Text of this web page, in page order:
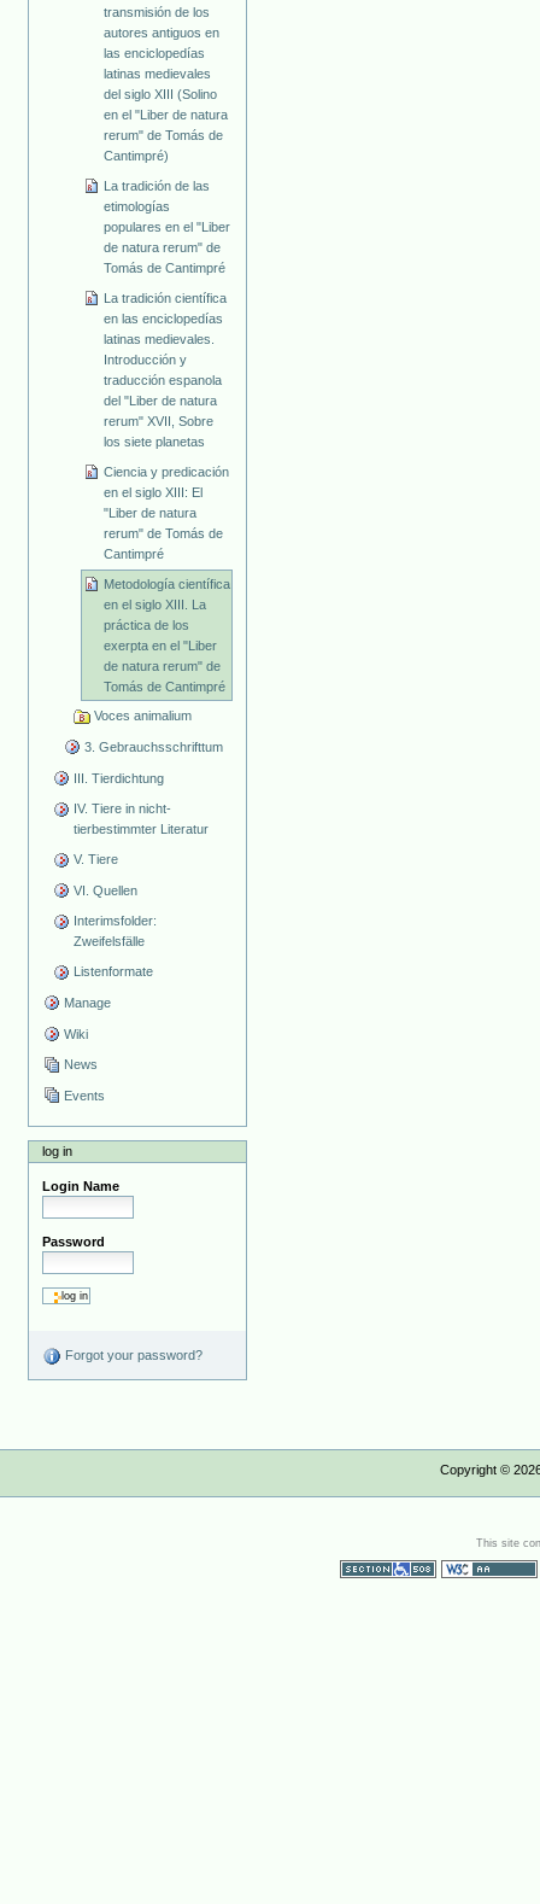
transmisión de los
autores antiguos en
las enciclopedías
latinas medievales
del siglo XIII (Solino
en el "Liber de natura
rerum" de Tomás de
Cantimpré)
La tradición de las
etimologías
populares en el "Liber
de natura rerum" de
Tomás de Cantimpré
La tradición científica
en las enciclopedías
latinas medievales.
Introducción y
traducción espanola
del "Liber de natura
rerum" XVII, Sobre
los siete planetas
Ciencia y predicación
en el siglo XIII: El
"Liber de natura
rerum" de Tomás de
Cantimpré
Metodología científica
en el siglo XIII. La
práctica de los
exerpta en el "Liber
de natura rerum" de
Tomás de Cantimpré
Voces animalium
3. Gebrauchsschrifttum
III. Tierdichtung
IV. Tiere in nicht-
tierbestimmter Literatur
V. Tiere
VI. Quellen
Interimsfolder:
Zweifelsfälle
Listenformate
Manage
Wiki
News
Events
log in
Login Name
Password
Forgot your password?
Copyright ©
This site